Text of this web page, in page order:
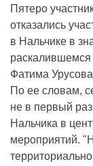
Пятеро
отказались
в Нальчике в
раскалившемся
Фатима
По ее словам,
не в первый
Нальчика в
мероприятий.